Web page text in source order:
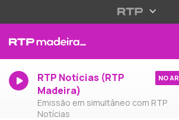
RTP Notícias (RTP
Madeira)
Emissão em simultâneo com RTP
Notícias
NO AR